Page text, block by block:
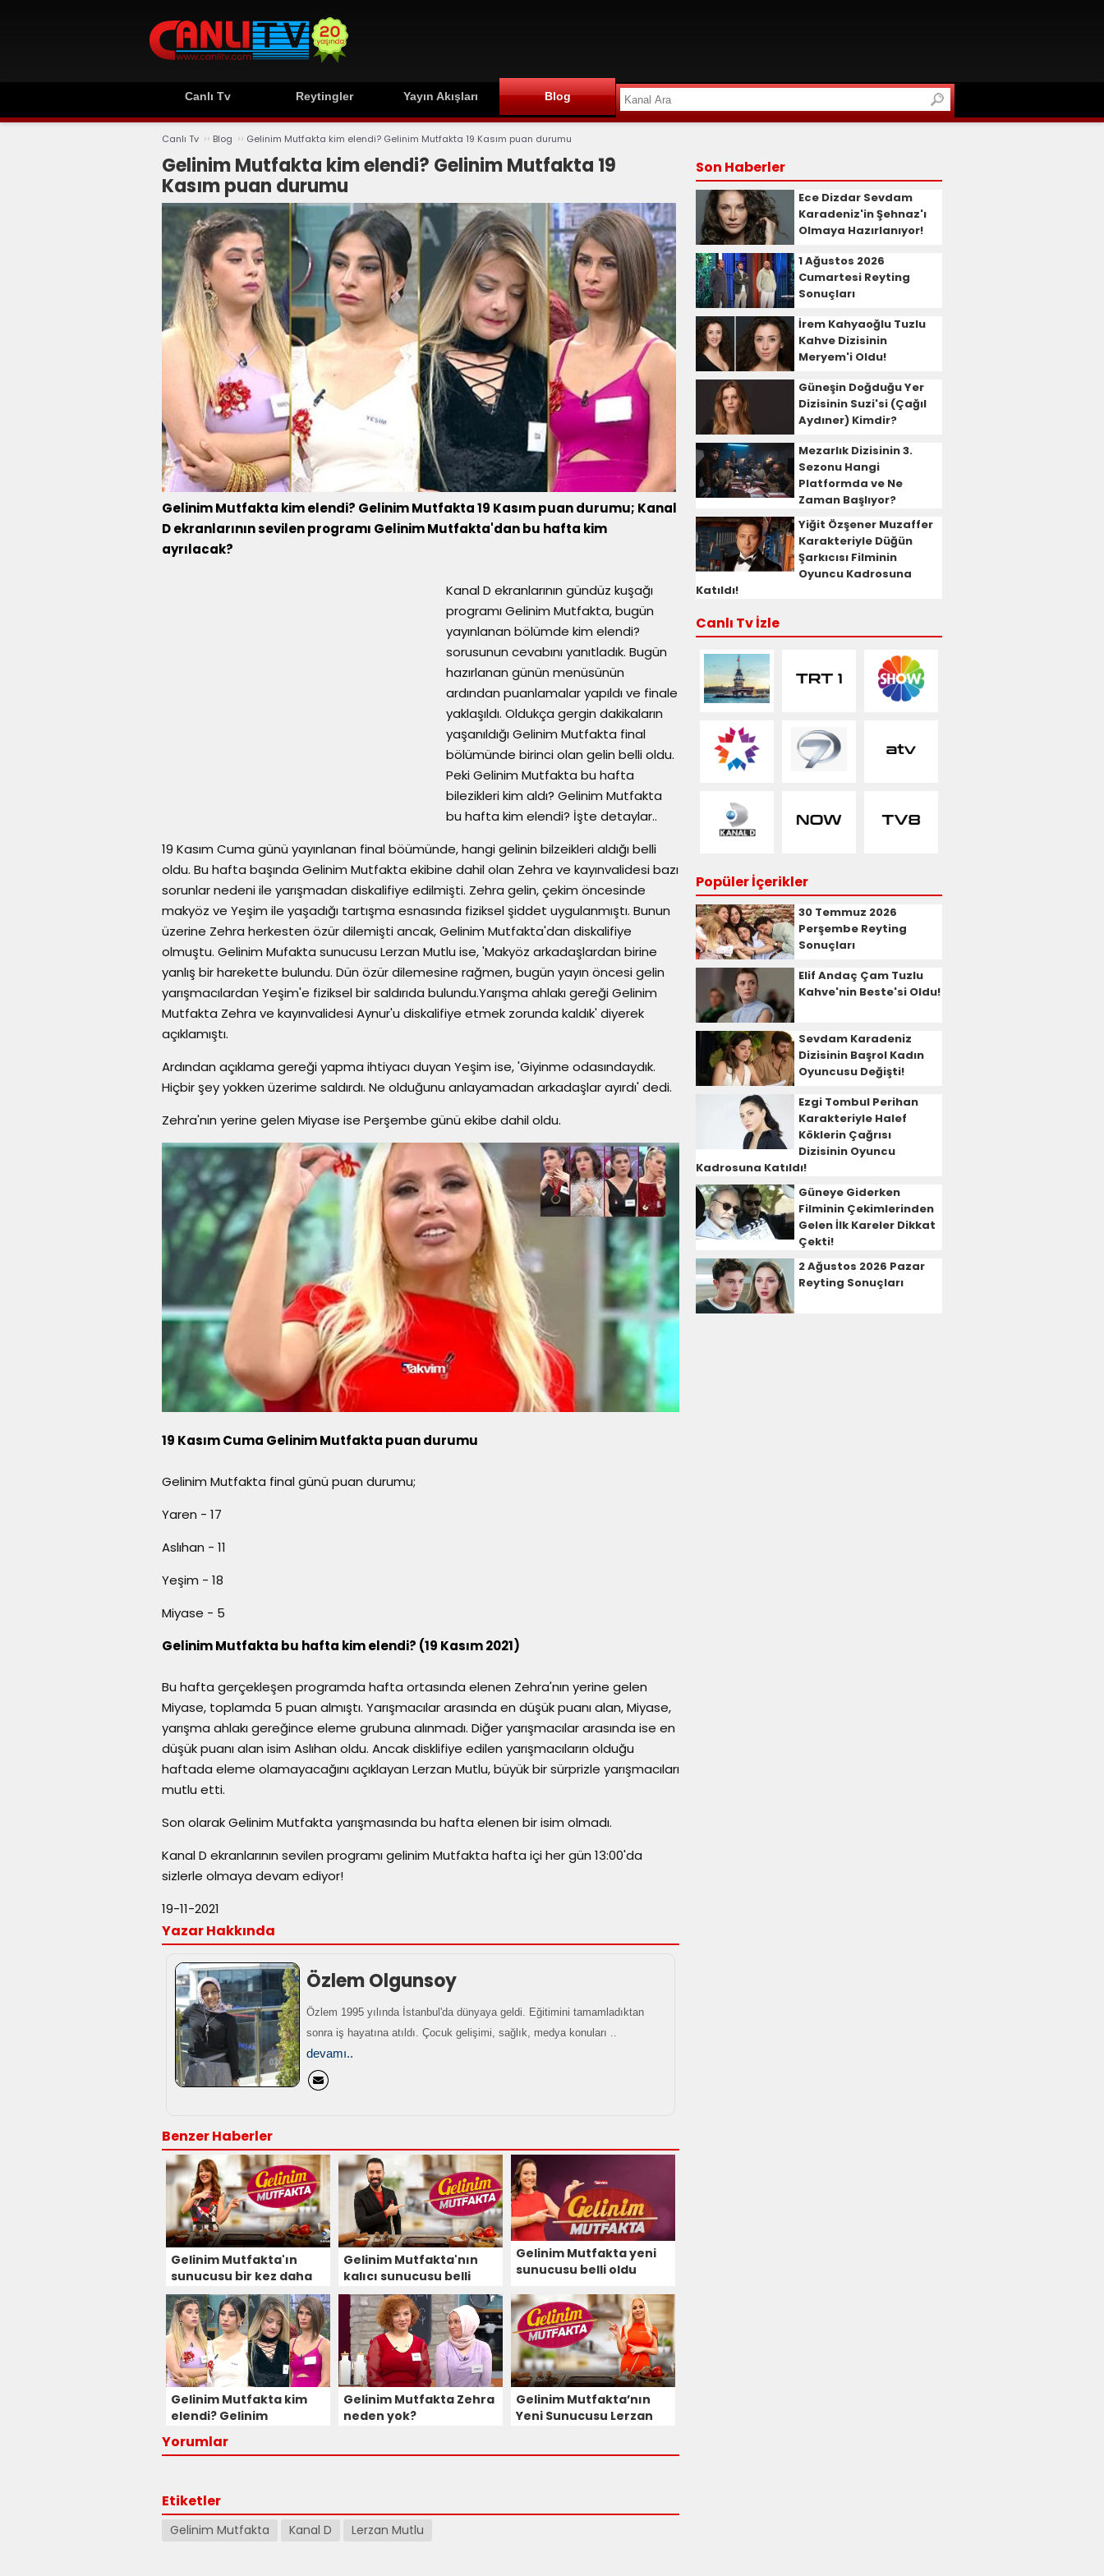
Canlı Tv Reytingler Yayın Akışları Blog
Canlı Tv ›› Blog ›› Gelinim Mutfakta kim elendi? Gelinim Mutfakta 19 Kasım puan durumu
Gelinim Mutfakta kim elendi? Gelinim Mutfakta 19
Kasım puan durumu
Gelinim Mutfakta kim elendi? Gelinim Mutfakta 19 Kasım puan durumu; Kanal
D ekranlarının sevilen programı Gelinim Mutfakta'dan bu hafta kim
ayrılacak?
Kanal D ekranlarının gündüz kuşağı
programı Gelinim Mutfakta, bugün
yayınlanan bölümde kim elendi?
sorusunun cevabını yanıtladık. Bugün
hazırlanan günün menüsünün
ardından puanlamalar yapıldı ve finale
yaklaşıldı. Oldukça gergin dakikaların
yaşanıldığı Gelinim Mutfakta final
bölümünde birinci olan gelin belli oldu.
Peki Gelinim Mutfakta bu hafta
bilezikleri kim aldı? Gelinim Mutfakta
bu hafta kim elendi? İşte detaylar..
19 Kasım Cuma günü yayınlanan final böümünde, hangi gelinin bilzeikleri aldığı belli
oldu. Bu hafta başında Gelinim Mutfakta ekibine dahil olan Zehra ve kayınvalidesi bazı
sorunlar nedeni ile yarışmadan diskalifiye edilmişti. Zehra gelin, çekim öncesinde
makyöz ve Yeşim ile yaşadığı tartışma esnasında fiziksel şiddet uygulanmıştı. Bunun
üzerine Zehra herkesten özür dilemişti ancak, Gelinim Mutfakta'dan diskalifiye
olmuştu. Gelinim Mufakta sunucusu Lerzan Mutlu ise, 'Makyöz arkadaşlardan birine
yanlış bir harekette bulundu. Dün özür dilemesine rağmen, bugün yayın öncesi gelin
yarışmacılardan Yeşim'e fiziksel bir saldırıda bulundu.Yarışma ahlakı gereği Gelinim
Mutfakta Zehra ve kayınvalidesi Aynur'u diskalifiye etmek zorunda kaldık' diyerek
açıklamıştı.
Ardından açıklama gereği yapma ihtiyacı duyan Yeşim ise, 'Giyinme odasındaydık.
Hiçbir şey yokken üzerime saldırdı. Ne olduğunu anlayamadan arkadaşlar ayırdı' dedi.
Zehra'nın yerine gelen Miyase ise Perşembe günü ekibe dahil oldu.
19 Kasım Cuma Gelinim Mutfakta puan durumu
Gelinim Mutfakta final günü puan durumu;
Yaren - 17
Aslıhan - 11
Yeşim - 18
Miyase - 5
Gelinim Mutfakta bu hafta kim elendi? (19 Kasım 2021)
Bu hafta gerçekleşen programda hafta ortasında elenen Zehra'nın yerine gelen
Miyase, toplamda 5 puan almıştı. Yarışmacılar arasında en düşük puanı alan, Miyase,
yarışma ahlakı gereğince eleme grubuna alınmadı. Diğer yarışmacılar arasında ise en
düşük puanı alan isim Aslıhan oldu. Ancak disklifiye edilen yarışmacıların olduğu
haftada eleme olamayacağını açıklayan Lerzan Mutlu, büyük bir sürprizle yarışmacıları
mutlu etti.
Son olarak Gelinim Mutfakta yarışmasında bu hafta elenen bir isim olmadı.
Kanal D ekranlarının sevilen programı gelinim Mutfakta hafta içi her gün 13:00'da
sizlerle olmaya devam ediyor!
19-11-2021
Yazar Hakkında
Özlem Olgunsoy
Özlem 1995 yılında İstanbul'da dünyaya geldi. Eğitimini tamamladıktan
sonra iş hayatına atıldı. Çocuk gelişimi, sağlık, medya konuları ..
devamı..
Benzer Haberler
Gelinim Mutfakta'ın
sunucusu bir kez daha
değişti İşte yeni sunucu!
Gelinim Mutfakta'nın
kalıcı sunucusu belli
oldu! Tugay Başyayla
kimdir?
Gelinim Mutfakta yeni
sunucusu belli oldu
Gelinim Mutfakta kim
elendi? Gelinim
durumu
Gelinim Mutfakta Zehra
neden yok?
Gelinim Mutfakta’nın
Yeni Sunucusu Lerzan
Yorumlar
Etiketler
Gelinim Mutfakta Kanal D Lerzan Mutlu
Son Haberler
Ece Dizdar Sevdam
Karadeniz'in Şehnaz'ı
Olmaya Hazırlanıyor!
1 Ağustos 2026
Cumartesi Reyting
Sonuçları
İrem Kahyaoğlu Tuzlu
Kahve Dizisinin
Meryem'i Oldu!
Güneşin Doğduğu Yer
Dizisinin Suzi'si (Çağıl
Aydıner) Kimdir?
Mezarlık Dizisinin 3.
Sezonu Hangi
Platformda ve Ne
Zaman Başlıyor?
Yiğit Özşener Muzaffer
Karakteriyle Düğün
Şarkıcısı Filminin
Oyuncu Kadrosuna
Katıldı!
Canlı Tv İzle
Popüler İçerikler
30 Temmuz 2026
Perşembe Reyting
Sonuçları
Elif Andaç Çam Tuzlu
Kahve'nin Beste'si Oldu!
Sevdam Karadeniz
Dizisinin Başrol Kadın
Oyuncusu Değişti!
Ezgi Tombul Perihan
Karakteriyle Halef
Köklerin Çağrısı
Dizisinin Oyuncu
Kadrosuna Katıldı!
Güneye Giderken
Filminin Çekimlerinden
Gelen İlk Kareler Dikkat
Çekti!
2 Ağustos 2026 Pazar
Reyting Sonuçları